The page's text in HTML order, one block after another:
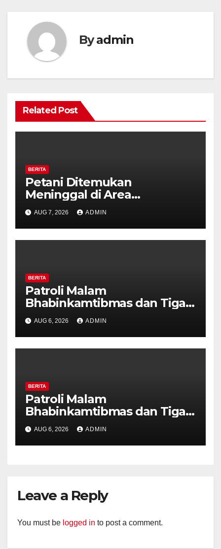
Byadmin
Related Post
BERITA
Petani Ditemukan
Meninggal di Area
Persawahan Kalibeji, Polisi
Pastikan Tidak Ada Tanda
Kekerasan
AUG 7, 2026 ADMIN
BERITA
Patroli Malam
Bhabinkamtibmas dan Tiga
Pilar Kelurahan Ungaran
Perkuat Kamtibmas, Warga
Diajak Aktifkan Ronda
AUG 6, 2026 ADMIN
BERITA
Patroli Malam
Bhabinkamtibmas dan Tiga
Pilar Kelurahan Ungaran
Perkuat Kamtibmas, Warga
Diajak Aktifkan Ronda
AUG 6, 2026 ADMIN
Leave a Reply
You must be logged in to post a comment.